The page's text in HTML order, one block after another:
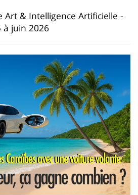
Art & Intelligence Artificielle -
à juin 2026